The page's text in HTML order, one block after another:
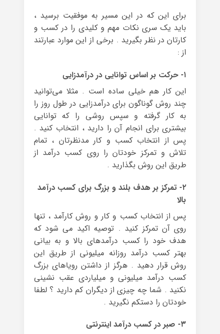
برای این که در این مسیر به موفقیت برسید ،
باید یک سری نکات مهم و کلیدی را در کسب و
کارتان در نظر بگیرید . برخی از این موارد عبارتند
از :
۱- حرکت بر اساس توانایی در درآمدزایی
این کار هم خیلی ساده است . مثلا می‌توانید
چند روش گوناگون برای درآمدزایی در طول روز را
به کار گرفته و سپس روشی را که توانایی
بیشتری برای انجام آن را دارید ، انتخاب کنید .
پس از انتخاب کسب و کار مدنظرتان ، تمام
تلاش و تمرکز خودتان را روی کسب درآمد از
طریق این روش بگذارید .
۲- تمرکز بر هدف بلند و بزرگ برای کسب درآمد
بالا
پس از انتخاب کسب و کار و روش کارآمد ، تنها
روی آن تمرکز کنید . توصیه اکید می شود که
هدف خود را کسب درآمدهای بالا و به بیانی
بهتر کسب درآمد روزانه میلیونی از طریق این
روش قرار دهید . هرگز از داشتن رویاهای بزرگ
کسب درآمد میلیونی و میلیاردی عقب نشینی
نکنید . شما چه چیزی از دیگران کم دارید ؟ لطفا
خودتان را دستکم نگیرید .
۳- صبر در کسب درآمد اینترنتی